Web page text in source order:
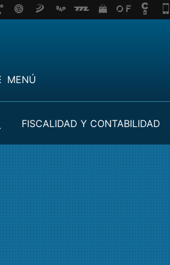
MENÚ
FISCALIDAD Y CONTABILIDAD